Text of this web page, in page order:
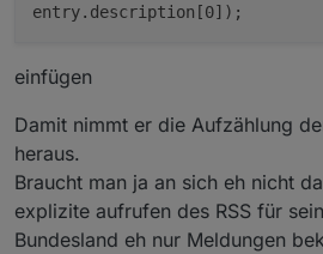
entry.description[0]);
einfügen
Damit nimmt er die Aufzählung
heraus.
Braucht man ja an sich eh nicht
explizite aufrufen des RSS für
Bundesland eh nur Meldungen